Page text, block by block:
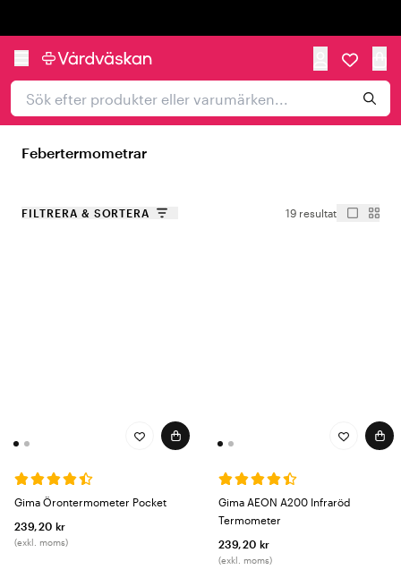
Febertermometrar
FILTRERA & SORTERA 19 resultat
Gima Örontermometer Pocket
239,20 kr
(exkl. moms)
Gima AEON A200 Infraröd
Termometer
239,20 kr
(exkl. moms)